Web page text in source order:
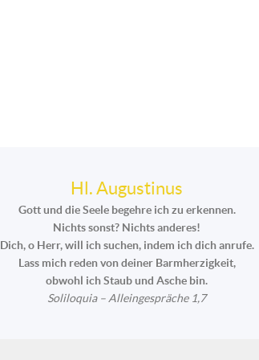
Hl. Augustinus
Gott und die Seele begehre ich zu erkennen.
Nichts sonst? Nichts anderes!
Dich, o Herr, will ich suchen, indem ich dich anrufe.
Lass mich reden von deiner Barmherzigkeit,
obwohl ich Staub und Asche bin.
Soliloquia – Alleingespräche 1,7